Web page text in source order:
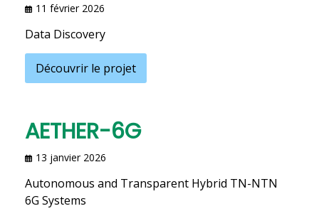
11 février 2026
Data Discovery
Découvrir le projet
AETHER-6G
13 janvier 2026
Autonomous and Transparent Hybrid TN-NTN
6G Systems